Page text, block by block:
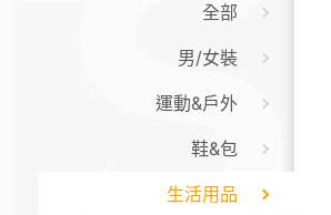
全部
男/女裝
運動&戶外
鞋&包
生活用品